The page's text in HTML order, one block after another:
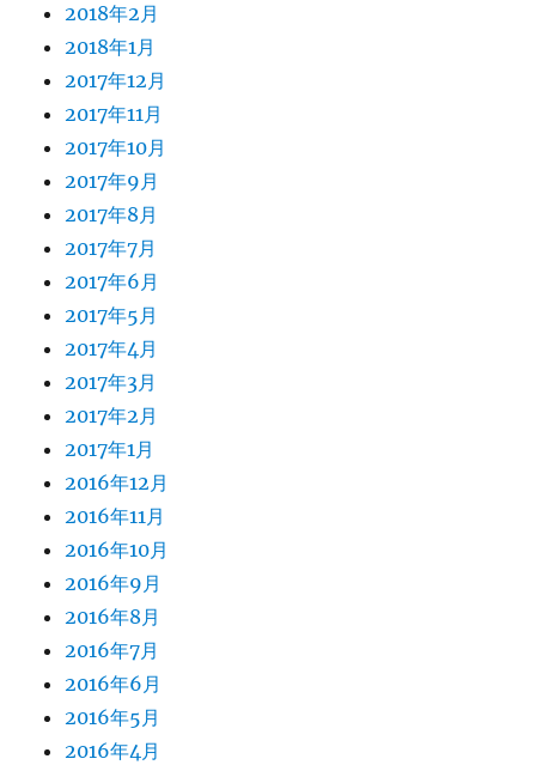
2018年2月
2018年1月
2017年12月
2017年11月
2017年10月
2017年9月
2017年8月
2017年7月
2017年6月
2017年5月
2017年4月
2017年3月
2017年2月
2017年1月
2016年12月
2016年11月
2016年10月
2016年9月
2016年8月
2016年7月
2016年6月
2016年5月
2016年4月